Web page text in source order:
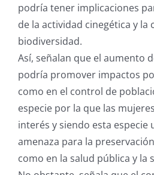
podría tener implicaciones
de la actividad cinegética y la
biodiversidad.
Así, señalan que el aumento
podría promover impactos
como en el control de
especie por la que las
interés y siendo esta
amenaza para la
como en la salud pública y la